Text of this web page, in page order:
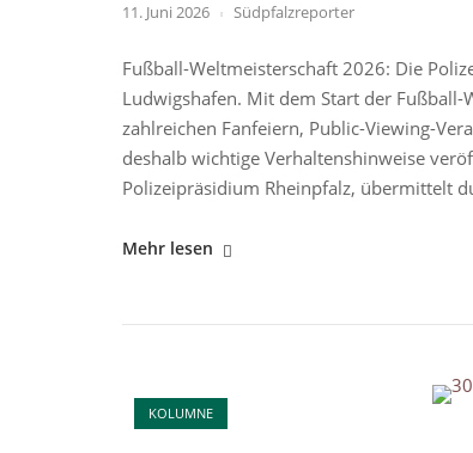
11. Juni 2026 Südpfalzreporter
Fußball-Weltmeisterschaft 2026: Die
Ludwigshafen. Mit dem Start der
zahlreichen Fanfeiern, Public-Viewing-
deshalb wichtige Verhaltenshinweise
Polizeipräsidium Rheinpfalz, übermittelt
"Fußball-
Mehr lesen
KOLUMNE
Open post